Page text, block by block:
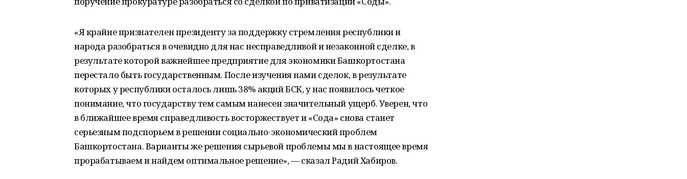
«Я крайне признателен президенту за поддержку стремления республики и
народа разобраться в очевидно для нас несправедливой и незаконной сделке, в
результате которой важнейшее предприятие для экономики Башкортостана
перестало быть государственным. После изучения нами сделок, в результате
которых у республики осталось лишь 38% акций БСК, у нас появилось четкое
понимание, что государству тем самым нанесен значительный ущерб. Уверен, что
в ближайшее время справедливость восторжествует и «Сода» снова станет
серьезным подспорьем в решении социально-экономический проблем
Башкортостана. Варианты же решения сырьевой проблемы мы в настоящее время
прорабатываем и найдем оптимальное решение», — сказал Радий Хабиров.